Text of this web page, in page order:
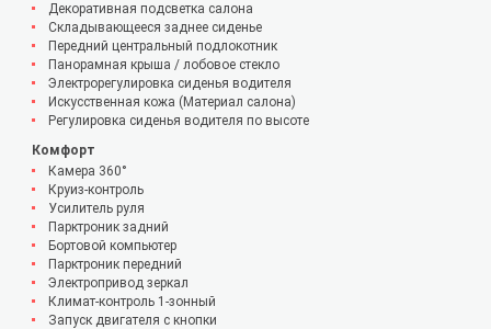
Декоративная подсветка салона
Складывающееся заднее сиденье
Передний центральный подлокотник
Панорамная крыша / лобовое стекло
Электрорегулировка сиденья водителя
Искусственная кожа (Материал салона)
Регулировка сиденья водителя по высоте
Комфорт
Камера 360°
Круиз-контроль
Усилитель руля
Парктроник задний
Бортовой компьютер
Парктроник передний
Электропривод зеркал
Климат-контроль 1-зонный
Запуск двигателя с кнопки